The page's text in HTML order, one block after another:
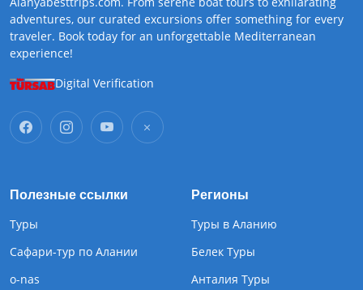
adventures, our curated excursions offer something for every
traveler. Book today for an unforgettable Mediterranean
experience!
Digital Verification
Полезные ссылки
Туры
Сафари-тур по Алании
o-nas
Регионы
Туры в Аланию
Белек Туры
Анталия Туры